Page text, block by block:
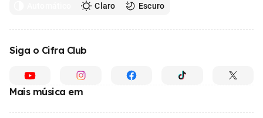
Claro Escuro
Siga o Cifra Club
Mais música em